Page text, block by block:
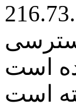
است
است